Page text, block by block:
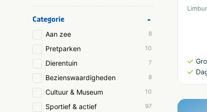
Categorie
Aan zee 8
Pretparken 10
Dierentuin 7
Bezienswaardigheden 8
Cultuur & Museum 10
Sportief & actief 97